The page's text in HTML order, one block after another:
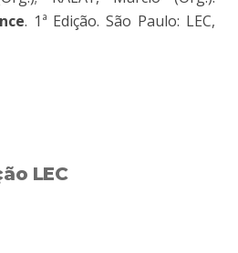
. 1ª Edição. São Paulo: LEC,
LEC